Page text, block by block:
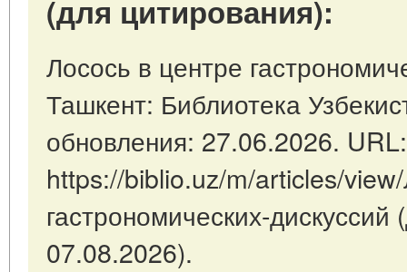
(для цитирования):
Лосось в центре
Ташкент: Библиотека
обновления: 27.06.2026. URL:
https://biblio.uz/m/articles/
гастрономических-
07.08.2026).